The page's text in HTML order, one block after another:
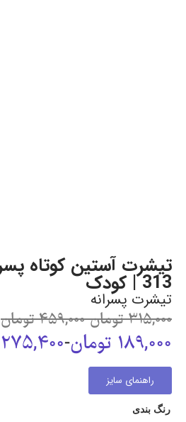
313 | کودک
تیشرت پسرانه
315,000 تومان-
459,000 تومان
189,000 تومان-
275,400
راهنمای سایز
رنگ بندی